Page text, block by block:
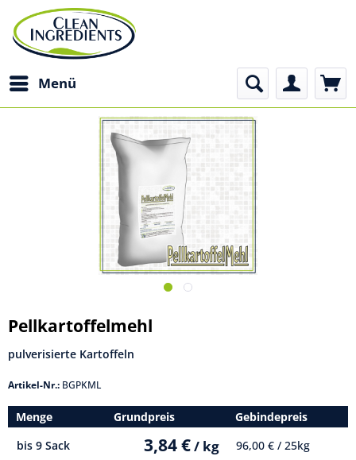
Menü
Pellkartoffelmehl
pulverisierte Kartoffeln
Artikel-Nr.: BGPKML
Menge Grundpreis
Gebindepreis
bis 9 Sack 3,84 €/ kg 96,00 € / 25kg